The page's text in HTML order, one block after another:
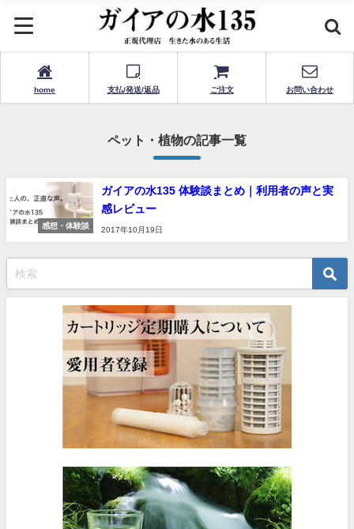
home 支払/発送/返品 ご注文 お問い合わせ
ペット・植物の記事一覧
感想・体験談
ガイアの水135 体験談まとめ｜利用者の声と実
感レビュー
2017年10月19日